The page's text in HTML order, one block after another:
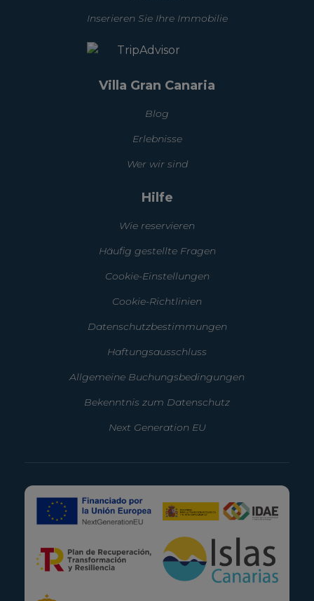
Inserieren Sie Ihre Immobilie
Villa Gran Canaria
Blog
Erlebnisse
Wer wir sind
Hilfe
Wie reservieren
Häufig gestellte Fragen
Cookie-Einstellungen
Cookie-Richtlinien
Datenschutzbestimmungen
Haftungsausschluss
Allgemeine Buchungsbedingungen
Bekenntnis zum Datenschutz
Next Generation EU